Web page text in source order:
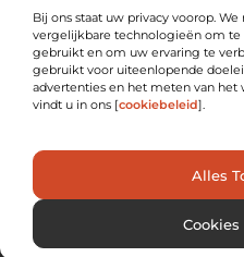
Bij ons staat uw privacy voorop.
vergelijkbare technologieën om
gebruikt en om uw ervaring te
gebruikt voor uiteenlopende
advertenties en het meten van
vindt u in ons [cookiebeleid].
Alles
Onze informatie
@2025